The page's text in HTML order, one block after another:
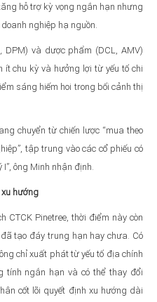
hỗ trợ kỳ vọng ngắn hạn nhưng
nghiệp hạ nguồn.
DPM) và dược phẩm (DCL, AMV)
chu kỳ và hưởng lợi từ yếu tố chi
sáng hiếm hoi trong bối cảnh thị
chuyển từ chiến lược “mua theo
tập trung vào các cổ phiếu có
ông Minh nhận định.
hướng
CTCK Pinetree, thời điểm này còn
tạo đáy trung hạn hay chưa. Có
chỉ xuất phát từ yếu tố địa chính
tính ngắn hạn và có thể thay đổi
cốt lõi quyết định xu hướng dài